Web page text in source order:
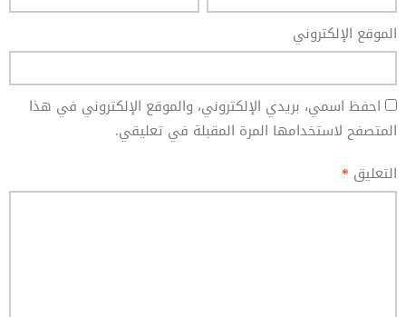
الموقع الإلكتروني
احفظ اسمي، بريدي الإلكتروني، والموقع الإلكتروني في هذا
المتصفح لاستخدامها المرة المقبلة في تعليقي.
التعليق *